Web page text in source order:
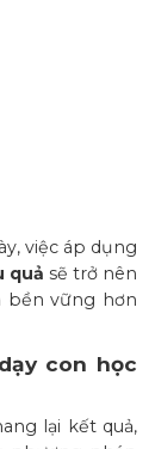
việc áp dụng
quả sẽ trở nên
bền vững hơn
con học
lại kết quả,